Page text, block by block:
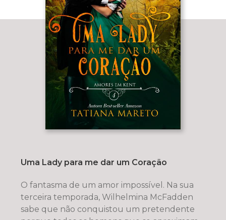
Uma Lady para me dar um Coração
O fantasma de um amor impossível. Na sua
terceira temporada, Wilhelmina McFadden
sabe que não conquistou um pretendente